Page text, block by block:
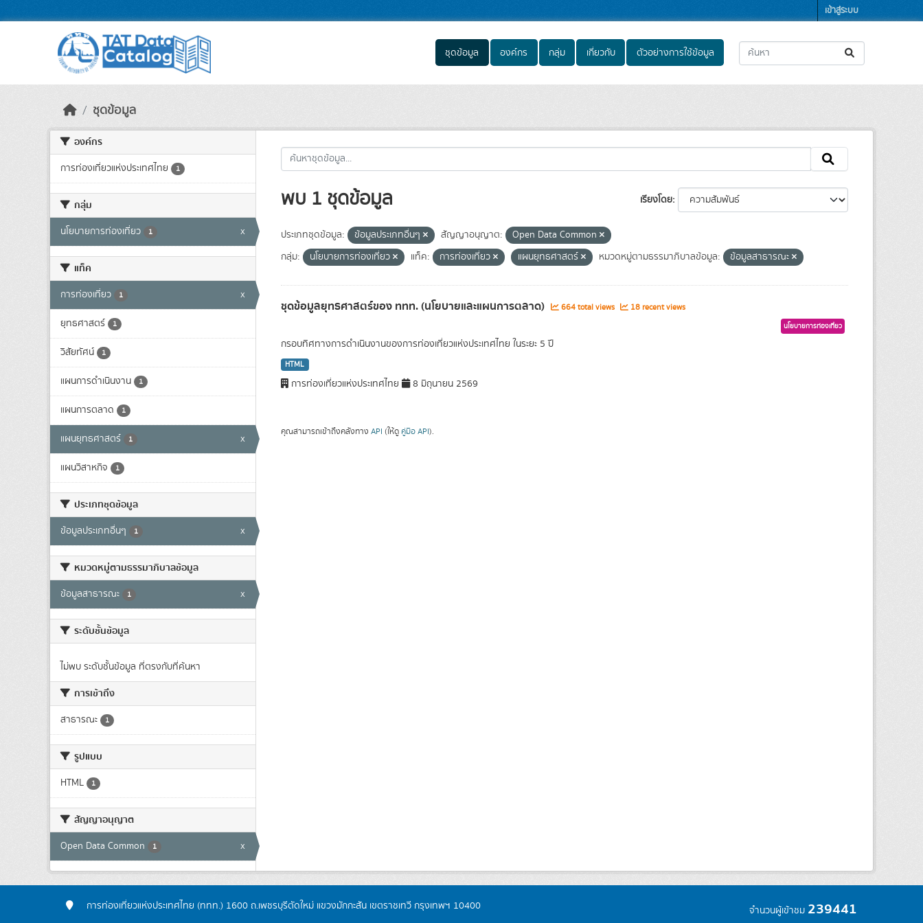
เข้าสู่ระบบ
ชุดข้อมูล องค์กร กลุ่ม เกี่ยวกับ ตัวอย่างการใช้ข้อมูล
ชุดข้อมูล
องค์กร
การท่องเที่ยวแห่งประเทศไทย 1
กลุ่ม
นโยบายการท่องเที่ยว 1 x
แท็ค
การท่องเที่ยว 1 x
ยุทธศาสตร์ 1
วิสัยทัศน์ 1
แผนการดำเนินงาน 1
แผนการตลาด 1
แผนยุทธศาสตร์ 1 x
แผนวิสาหกิจ 1
ประเภทชุดข้อมูล
ข้อมูลประเภทอื่นๆ 1 x
หมวดหมู่ตามธรรมาภิบาลข้อมูล
ข้อมูลสาธารณะ 1 x
ระดับชั้นข้อมูล
ไม่พบ ระดับชั้นข้อมูล ที่ตรงกับที่ค้นหา
การเข้าถึง
สาธารณะ 1
รูปแบบ
HTML 1
สัญญาอนุญาต
Open Data Common 1 x
เรียงโดย
พบ 1 ชุดข้อมูล
ประเภทชุดข้อมูล: ข้อมูลประเภทอื่นๆ สัญญาอนุญาต:
Open Data Common
กลุ่ม:
นโยบายการท่องเที่ยว แท็ค: การท่องเที่ยว แผนยุทธศาสตร์ หมวดหมู่ตามธรรมาภิบาลข้อมูล: ข้อมูลสาธารณะ
ชุดข้อมูลยุทธศาสตร์ของ ททท. (นโยบายและแผนการตลาด) 664 total views 18 recent views
นโยบายการท่องเที่ยว
กรอบทิศทางการดำเนินงานของการท่องเที่ยวแห่งประเทศไทย ในระยะ 5 ปี
HTML
การท่องเที่ยวแห่งประเทศไทย 8 มิถุนายน 2569
คุณสามารถเข้าถึงคลังทาง API (ให้ดู คู่มือ API).
การท่องเที่ยวแห่งประเทศไทย (ททท.) 1600 ถ.เพชรบุรีตัดใหม่ แขวงมักกะสัน เขตราชเทวี กรุงเทพฯ 10400 จำนวนผู้เข้าชม 239441